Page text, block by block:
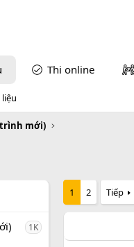
Thi online
trình mới)
1K
1 2 Tiếp